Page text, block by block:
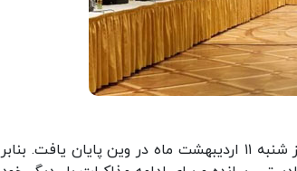
ایران: دور سوم گفت‌و گو های هسته‌ای بین ایران و دیگر اعضای برجام، روز شنبه ۱۱ اردیبهشت ماه در وین پایان یافت. بنابر